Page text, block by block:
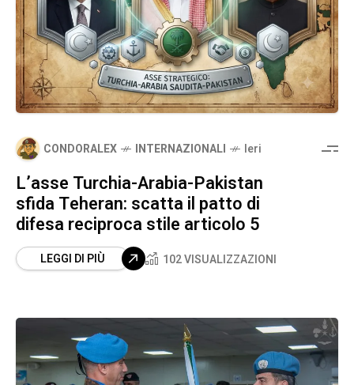
CONDORALEX INTERNAZIONALI Ieri
​L’asse Turchia-Arabia-Pakistan
sfida Teheran: scatta il patto di
difesa reciproca stile articolo 5
LEGGI DI PIÙ 102 VISUALIZZAZIONI